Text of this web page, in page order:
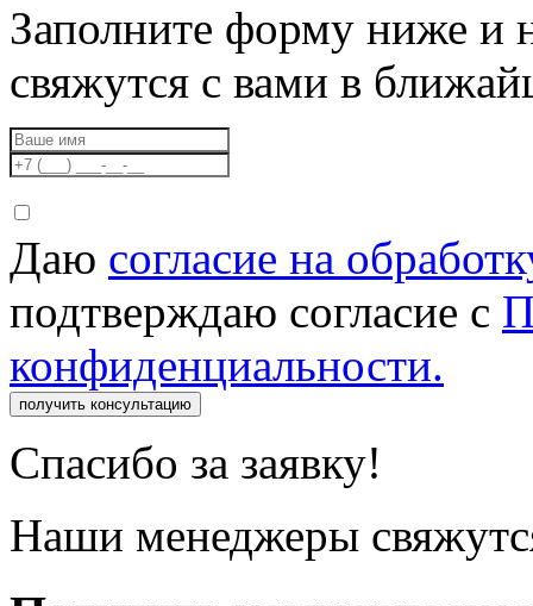
Заполните форму ниже и
свяжутся с вами в
Даю согласие на
подтверждаю согласие с
конфиденциальности.
получить консультацию
Спасибо за заявку!
Наши менеджеры